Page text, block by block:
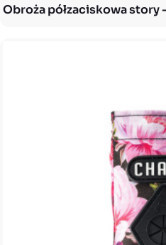
Obroża półzaciskowa story